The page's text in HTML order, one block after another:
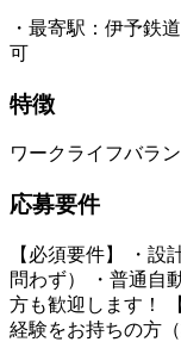
・最寄駅：伊予鉄
可
特徴
ワークライフバラ
応募要件
【必須要件】 ・設
問わず） ・普通自
方も歓迎します！
経験をお持ちの方